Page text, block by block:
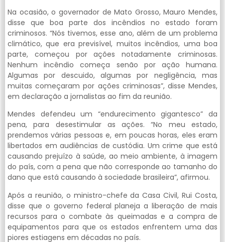
Na ocasião, o governador de Mato Grosso, Mauro Mendes,
disse que boa parte dos incêndios no estado foram
criminosos. “Nós tivemos, esse ano, além de um problema
climático, que era previsível, muitos incêndios, uma boa
parte, começou por ações notadamente criminosas.
Nenhum incêndio começa senão por ação humana.
Algumas por descuido, algumas por negligência, mas
muitas começaram por ações criminosas”, disse Mendes,
em declaração a jornalistas ao fim da reunião.
Mendes defendeu um “endurecimento gigantesco” da
pena, para desestimular as ações. “No meu estado,
prendemos várias pessoas e, em poucas horas, eles eram
libertados em audiências de custódia. Um crime que está
causando prejuízo à saúde, ao meio ambiente, à imagem
do país, com a pena que não corresponde ao tamanho do
dano que está causando à sociedade brasileira”, afirmou.
Após a reunião, o ministro-chefe da Casa Civil, Rui Costa,
disse que o governo federal planeja a liberação de mais
recursos para o combate às queimadas e a compra de
equipamentos para que os estados enfrentem uma das
piores estiagens em décadas no país.